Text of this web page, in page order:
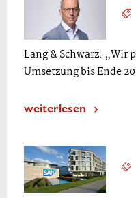
Lang & Schwarz: „Wir
Umsetzung bis Ende
weiterlesen